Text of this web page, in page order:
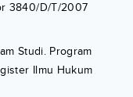
3840/D/T/2007
Studi. Program
Ilmu Hukum